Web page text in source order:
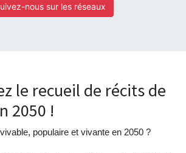
nous sur les réseaux
le recueil de récits de
2050 !
populaire et vivante en 2050 ?